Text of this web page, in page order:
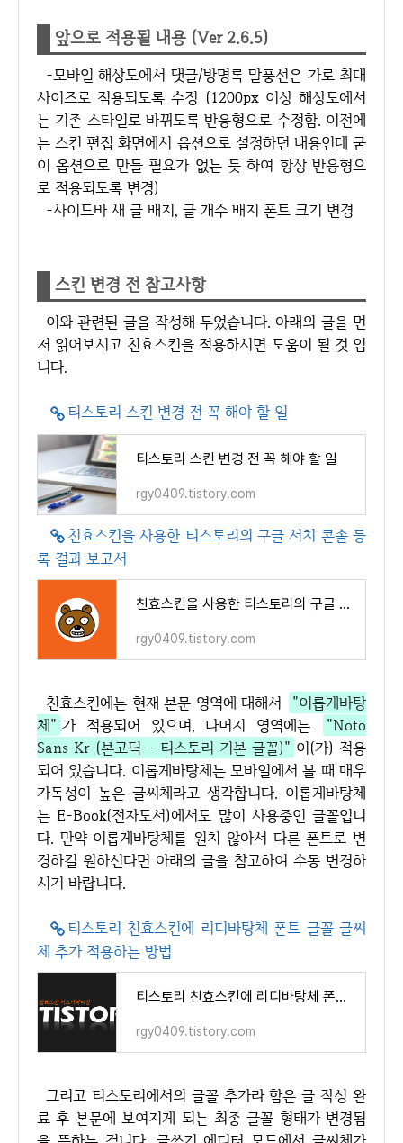
앞으로 적용될 내용 (Ver 2.6.5)
-모바일 해상도에서 댓글/방명록 말풍선은 가로 최대
사이즈로 적용되도록 수정 (1200px 이상 해상도에서
는 기존 스타일로 바뀌도록 반응형으로 수정함. 이전에
는 스킨 편집 화면에서 옵션으로 설정하던 내용인데 굳
이 옵션으로 만들 필요가 없는 듯 하여 항상 반응형으
로 적용되도록 변경)
-사이드바 새 글 배지, 글 개수 배지 폰트 크기 변경
스킨 변경 전 참고사항
이와 관련된 글을 작성해 두었습니다. 아래의 글을 먼
저 읽어보시고 친효스킨을 적용하시면 도움이 될 것 입
니다.
티스토리 스킨 변경 전 꼭 해야 할 일
티스토리 스킨 변경 전 꼭 해야 할 일
rgy0409.tistory.com
친효스킨을 사용한 티스토리의 구글 서치 콘솔 등
록 결과 보고서
친효스킨을 사용한 티스토리의 구글 서치 콘솔 등록 결과 보고서
rgy0409.tistory.com
친효스킨에는 현재 본문 영역에 대해서
"이롭게바탕
체" 가 적용되어 있으며, 나머지 영역에는
"Noto
Sans Kr (본고딕 - 티스토리 기본 글꼴)" 이(가) 적용
되어 있습니다. 이롭게바탕체는 모바일에서 볼 때 매우
가독성이 높은 글씨체라고 생각합니다. 이롭게바탕체
는 E-Book(전자도서)에서도 많이 사용중인 글꼴입니
다. 만약 이롭게바탕체를 원치 않아서 다른 폰트로 변
경하길 원하신다면 아래의 글을 참고하여 수동 변경하
시기 바랍니다.
티스토리 친효스킨에 리디바탕체 폰트 글꼴 글씨
체 추가 적용하는 방법
티스토리 친효스킨에 리디바탕체 폰트 글꼴 글씨체 추가 적용하는 방법
rgy0409.tistory.com
그리고 티스토리에서의 글꼴 추가라 함은 글 작성 완
료 후 본문에 보여지게 되는 최종 글꼴 형태가 변경됨